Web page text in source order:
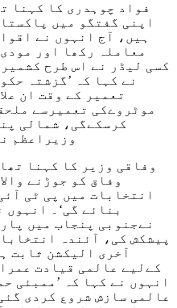
فواد چوہدری کا کہنا
اپنی گفتگو میں
ہیں، آج انہوں نے
معاملہ رکھا اور
کسی لیڈر نے اس طرح
نے کہا کہ ’گزشتہ
تعمیر کے وقت ان
موٹروےکی تعمیرسے
کرسکےگی، شمالی
وزیراعظم
وفاقی وزیر کا کہنا
وفاق کو جوڑنے
انتخابات میں پی ٹی
بنائے گی‘۔ انہوں
نےجنوبی پنجاب میں
پیشکش کی، آئندہ
آخری الیکشن ثابت
کےلیے عالمی قیادت
انہوں نے کہا کہ ’ممبئی
عالمی سازش شروع کردی